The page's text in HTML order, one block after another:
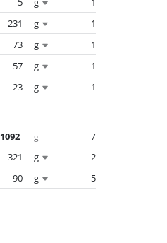
231 g
1
73 g
1
57 g
1
23 g 1
1092 g 7
321 g
2
90 g 5